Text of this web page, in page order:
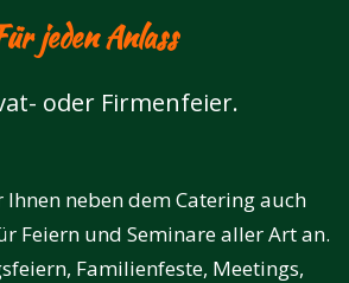
jeden Anlass
oder Firmenfeier.
neben dem Catering auch
Feiern und Seminare aller Art an.
Familienfeste, Meetings,